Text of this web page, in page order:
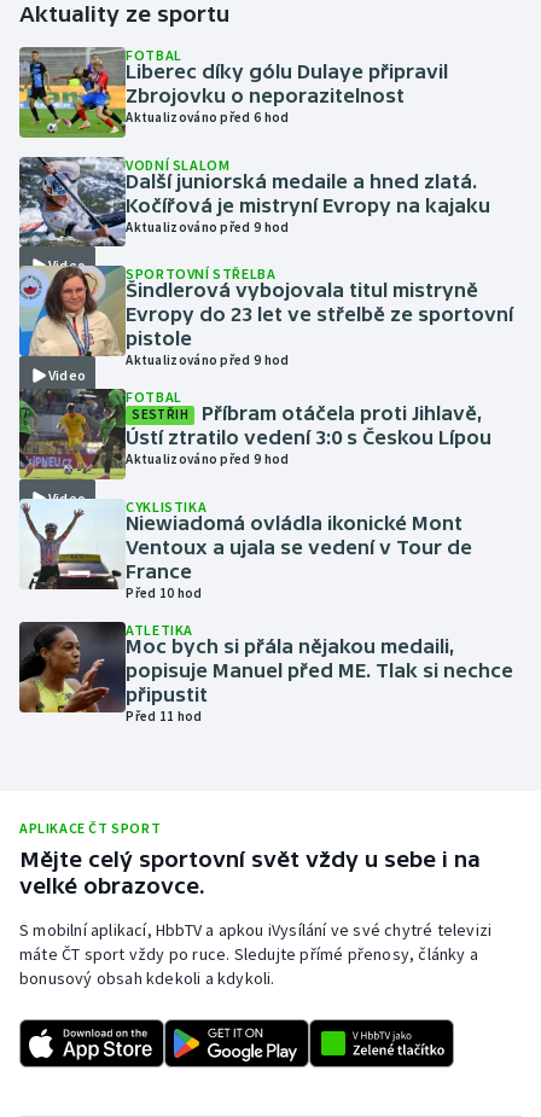
Golf
Gymnastika
Házená
Jezdectví
Judo
Krasobruslení
Lezení
Lyže a snowboard
Moderní pětiboj
Motorsport
Olympijské hry
Parasport
Plavání
Ragby
Rychlobruslení
Rychlostní kanoistika
Sportovní střelba
Aktuality ze sportu
FOTBAL
Liberec díky gólu Dulaye připravil
Zbrojovku o neporazitelnost
Aktualizováno před 6 hod
Video
VODNÍ SLALOM
Další juniorská medaile a hned zlatá.
Kočířová je mistryní Evropy na kajaku
Aktualizováno před 9 hod
Video
SPORTOVNÍ STŘELBA
Šindlerová vybojovala titul mistryně
Evropy do 23 let ve střelbě ze sportovní
pistole
Aktualizováno před 9 hod
Video
FOTBAL
SESTŘIH
Příbram otáčela proti Jihlavě,
Ústí ztratilo vedení 3:0 s Českou Lípou
Aktualizováno před 9 hod
CYKLISTIKA
Niewiadomá ovládla ikonické Mont
Ventoux a ujala se vedení v Tour de
France
Před 10 hod
ATLETIKA
Moc bych si přála nějakou medaili,
popisuje Manuel před ME. Tlak si nechce
připustit
Před 11 hod
APLIKACE ČT SPORT
Mějte celý sportovní svět vždy u sebe i na
velké obrazovce.
S mobilní aplikací, HbbTV a apkou iVysílání ve své chytré televizi
máte ČT sport vždy po ruce. Sledujte přímé přenosy, články a
bonusový obsah kdekoli a kdykoli.